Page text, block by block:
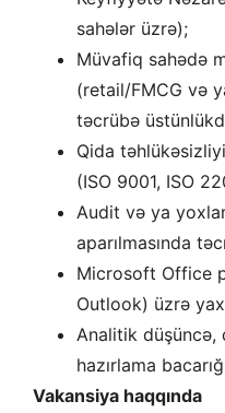
sahələr üzrə);
Müvafiq sahədə
(retail/FMCG və
təcrübə
Qida
(ISO 9001, ISO
Audit və ya
aparılmasında
Microsoft Office
Outlook) üzrə
Analitik
hazırlama
Vakansiya haqqında